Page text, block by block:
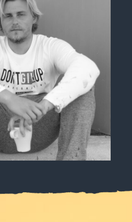
Teresiński
BASTARDS SURFBOARDS